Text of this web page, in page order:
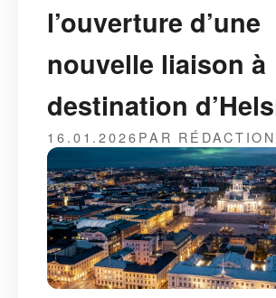
l’ouverture d’une
nouvelle liaison à
destination
16.01.2026PAR RÉDACTION